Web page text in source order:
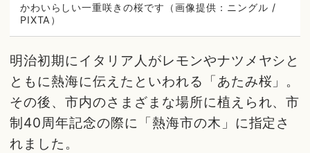
かわいらしい一重咲きの桜です（画像提供：ニングル /
PIXTA）
明治初期にイタリア人がレモンやナツメヤシと
ともに熱海に伝えたといわれる「あたみ桜」。
その後、市内のさまざまな場所に植えられ、市
制40周年記念の際に「熱海市の木」に指定さ
れました。